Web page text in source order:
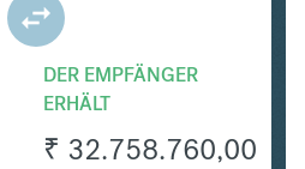
DER EMPFÄNGER
ERHÄLT
₹ 32.758.760,00